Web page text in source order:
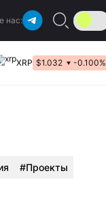
нас:
XRP $1.032 -0.100%
Проекты